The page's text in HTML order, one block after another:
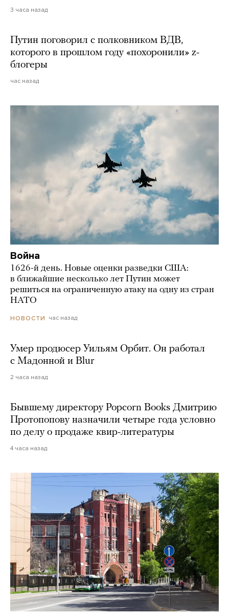
3 часа назад
Путин поговорил с полковником ВДВ,
которого в прошлом году «похоронили» z-
блогеры
час назад
Война
1626-й день. Новые оценки разведки США:
в ближайшие несколько лет Путин может
решиться на ограниченную атаку на одну из стран
НАТО
НОВОСТИ час назад
Умер продюсер Уильям Орбит. Он работал
с Мадонной и Blur
2 часа назад
Бывшему директору Popcorn Books Дмитрию
Протопопову назначили четыре года условно
по делу о продаже квир-литературы
4 часа назад